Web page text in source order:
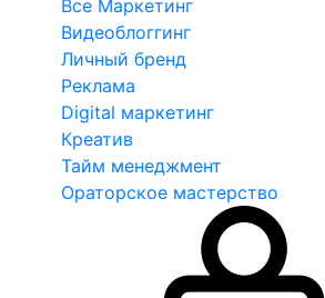
Все Маркетинг
Видеоблоггинг
Личный бренд
Реклама
Digital маркетинг
Креатив
Тайм менеджмент
Ораторское мастерство